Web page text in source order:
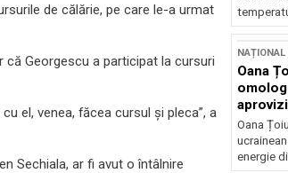
de călărie, pe care le-a urmat
Georgescu a participat la cursuri
el, venea, făcea cursul și pleca”, a
Sechiala, ar fi avut o întâlnire
NAȚIONAL
Oana
Ucraina
Oana
energie